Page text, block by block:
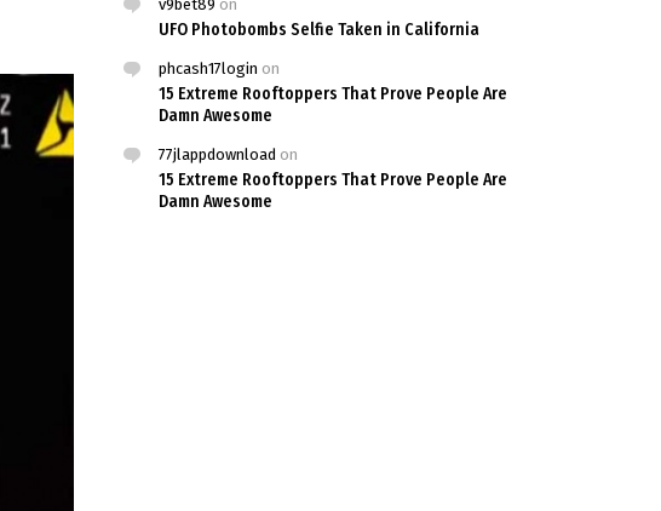
v9bet89 on
UFO Photobombs Selfie Taken in California
phcash17login on
15 Extreme Rooftoppers That Prove People Are
Damn Awesome
77jlappdownload on
15 Extreme Rooftoppers That Prove People Are
Damn Awesome